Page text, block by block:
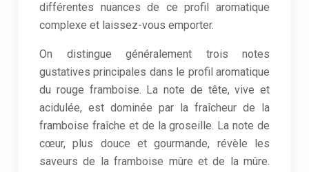
différentes nuances de ce profil aromatique
complexe et laissez-vous emporter.
On distingue généralement trois notes
gustatives principales dans le profil aromatique
du rouge framboise. La note de tête, vive et
acidulée, est dominée par la fraîcheur de la
framboise fraîche et de la groseille. La note de
cœur, plus douce et gourmande, révèle les
saveurs de la framboise mûre et de la mûre.